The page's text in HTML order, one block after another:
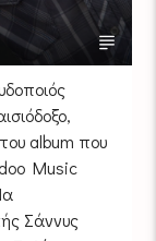
album που
Music
Σάννυς